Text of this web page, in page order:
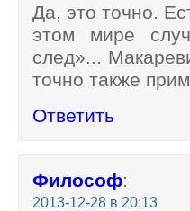
Да, это точно.
этом мире
след»...
точно также
Ответить
Философ:
2013-12-28 в 20:13